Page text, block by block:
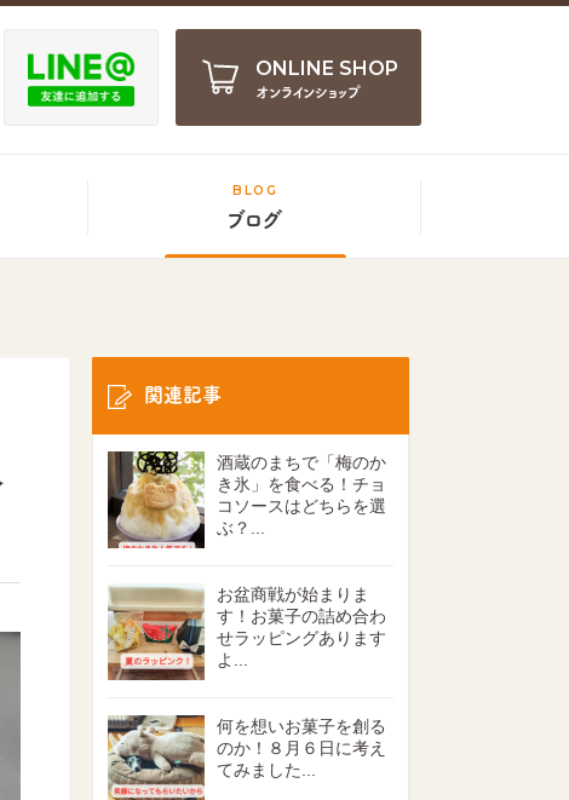
ONLINE SHOP
オンラインショップ
BLOG
ブログ
関連記事
酒蔵のまちで「梅のか
き氷」を食べる！チョ
コソースはどちらを選
ぶ？...
お盆商戦が始まりま
す！お菓子の詰め合わ
せラッピングあります
よ...
何を想いお菓子を創る
のか！８月６日に考え
てみました...